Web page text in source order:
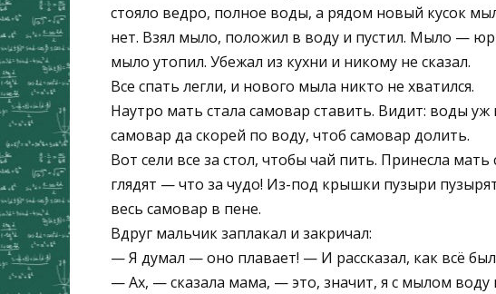
стояло ведро, полное воды, а рядом новый кусок
нет. Взял мыло, положил в воду и пустил. Мыло —
мыло утопил. Убежал из кухни и никому не сказал.
Все спать легли, и нового мыла никто не хватился.
Наутро мать стала самовар ставить. Видит: воды
самовар да скорей по воду, чтоб самовар долить.
Вот сели все за стол, чтобы чай пить. Принесла
глядят — что за чудо! Из-под крышки пузыри
весь самовар в пене.
Вдруг мальчик заплакал и закричал:
— Я думал — оно плавает! — И рассказал, как всё
— Ах, — сказала мама, — это, значит, я с мылом воду